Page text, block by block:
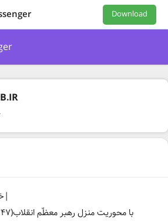
Download
|خانه انقلاب اسلامی|